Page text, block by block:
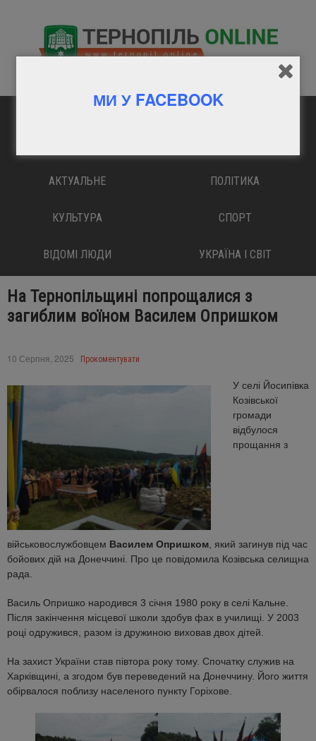
АКТУАЛЬНЕ ПОЛІТИКА
КУЛЬТУРА СПОРТ
ВІДОМІ ЛЮДИ УКРАЇНА І СВІТ
На Тернопільщині попрощалися з
загиблим воїном Василем Опришком
10 Серпня, 2025 Прокоментувати
У селі Йосипівка
Козівської
громади
відбулося
прощання з
військовослужбовцем Василем Опришком , який загинув під час
бойових дій на Донеччині. Про це повідомила Козівська селищна
рада.
Василь Опришко народився 3 січня 1980 року в селі Кальне.
Після закінчення місцевої школи здобув фах в училищі. У 2003
році одружився, разом із дружиною виховав двох дітей.
На захист України став півтора року тому. Спочатку служив на
Харківщині, а згодом був переведений на Донеччину. Його життя
обірвалося поблизу населеного пункту Горіхове.
МИ У FACEBOOK